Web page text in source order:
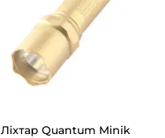
Ліхтар Quantum Minik